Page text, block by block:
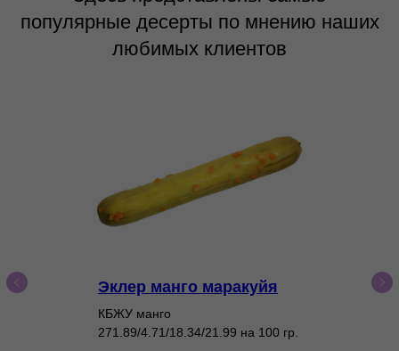
популярные десерты по мнению наших
любимых клиентов
Эклер манго маракуйя
КБЖУ манго
271.89/4.71/18.34/21.99 на 100 гр.